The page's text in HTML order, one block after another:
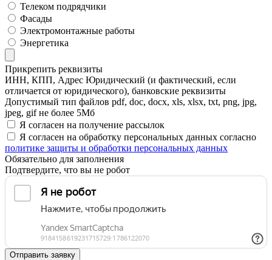
Телеком подрядчики
Фасады
Электромонтажные работы
Энергетика
Прикрепить реквизиты
ИНН, КПП, Адрес Юридический (и фактический, если
отличается от юридического), банковские реквизиты
Допустимый тип файлов pdf, doc, docx, xls, xlsx, txt, png, jpg,
jpeg, gif не более 5Мб
Я согласен на получение рассылок
Я согласен на обработку персональных данных согласно
политике защиты и обработки персональных данных
Обязательно для заполнения
Подтвердите, что вы не робот
Отправить заявку